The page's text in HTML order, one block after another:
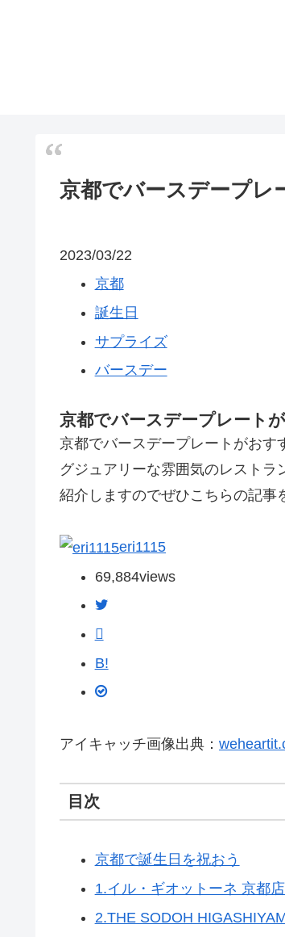
京都でバースデープレ
2023/03/22
京都
誕生日
サプライズ
バースデー
京都でバースデープレート
京都でバースデープレートがおす
グジュアリーな雰囲気のレスト
紹介しますのでぜひこちらの記事
eri1115
69,884views
B!
アイキャッチ画像出典：
目次
京都で誕生日を祝おう
1.イル・ギオットーネ 京都店
2.THE SODOH